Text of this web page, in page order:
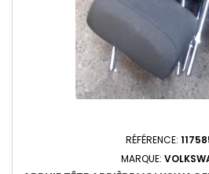
RÉFÉRENCE:
MARQUE: